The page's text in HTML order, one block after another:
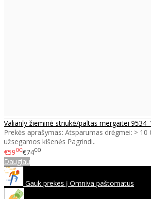
Valianly žieminė striukė/paltas mergaitei
Prekės aprašymas: Atsparumas drėgmei: >
užsegamos kišenės Pagrindi..
€5900€7400
Daugiau
Gauk prekes į Omniva paštomatus